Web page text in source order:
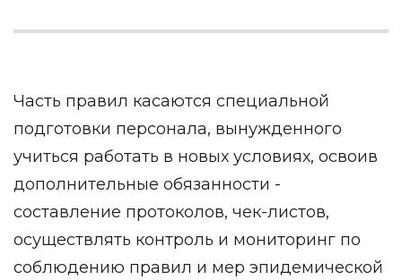
Часть правил касаются специальной
подготовки персонала, вынужденного
учиться работать в новых условиях, освоив
дополнительные обязанности -
составление протоколов, чек-листов,
осуществлять контроль и мониторинг по
соблюдению правил и мер эпидемической